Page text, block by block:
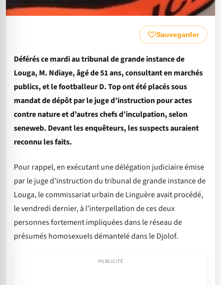
Sauvegarder
Déférés ce mardi au tribunal de grande instance de
Louga, M. Ndiaye, âgé de 51 ans, consultant en marchés
publics, et le footballeur D. Top ont été placés sous
mandat de dépôt par le juge d’instruction pour actes
contre nature et d’autres chefs d’inculpation, selon
seneweb. Devant les enquêteurs, les suspects auraient
reconnu les faits.
Pour rappel, en exécutant une délégation judiciaire émise
par le juge d’instruction du tribunal de grande instance de
Louga, le commissariat urbain de Linguère avait procédé,
le vendredi dernier, à l’interpellation de ces deux
personnes fortement impliquées dans le réseau de
présumés homosexuels démantelé dans le Djolof.